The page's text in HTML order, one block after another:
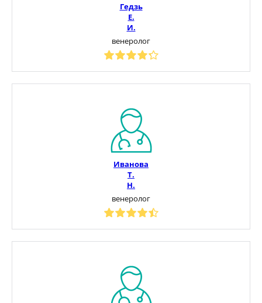
Гедзь
Е.
И.
венеролог
Иванова
Т.
Н.
венеролог